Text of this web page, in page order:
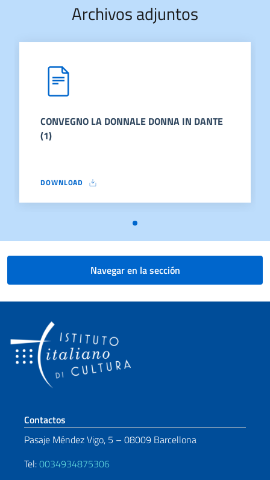
Archivos adjuntos
CONVEGNO LA DONNALE DONNA IN DANTE
(1)
DOWNLOAD
CONVEGNO LA DONNALE DONNA IN DANTE (1)
Navegar en la sección
Sezione footer
Contactos
Pasaje Méndez Vigo, 5 – 08009 Barcellona
Tel:0034934875306